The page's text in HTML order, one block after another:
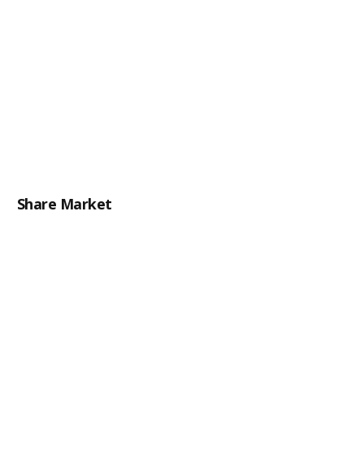
Share Market